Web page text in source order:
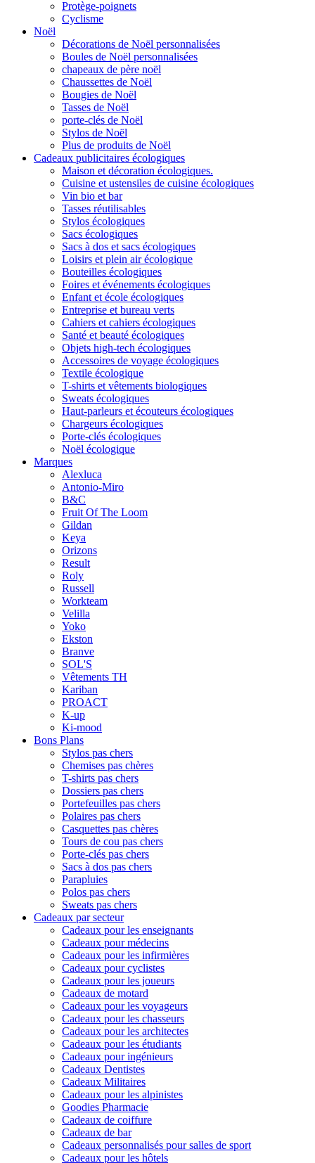
Protège-poignets
Cyclisme
Noël
Décorations de Noël personnalisées
Boules de Noël personnalisées
chapeaux de père noël
Chaussettes de Noël
Bougies de Noël
Tasses de Noël
porte-clés de Noël
Stylos de Noël
Plus de produits de Noël
Cadeaux publicitaires écologiques
Maison et décoration écologiques.
Cuisine et ustensiles de cuisine écologiques
Vin bio et bar
Tasses réutilisables
Stylos écologiques
Sacs écologiques
Sacs à dos et sacs écologiques
Loisirs et plein air écologique
Bouteilles écologiques
Foires et événements écologiques
Enfant et école écologiques
Entreprise et bureau verts
Cahiers et cahiers écologiques
Santé et beauté écologiques
Objets high-tech écologiques
Accessoires de voyage écologiques
Textile écologique
T-shirts et vêtements biologiques
Sweats écologiques
Haut-parleurs et écouteurs écologiques
Chargeurs écologiques
Porte-clés écologiques
Noël écologique
Marques
Alexluca
Antonio-Miro
B&C
Fruit Of The Loom
Gildan
Keya
Orizons
Result
Roly
Russell
Workteam
Velilla
Yoko
Ekston
Branve
SOL'S
Vêtements TH
Kariban
PROACT
K-up
Ki-mood
Bons Plans
Stylos pas chers
Chemises pas chères
T-shirts pas chers
Dossiers pas chers
Portefeuilles pas chers
Polaires pas chers
Casquettes pas chères
Tours de cou pas chers
Porte-clés pas chers
Sacs à dos pas chers
Parapluies
Polos pas chers
Sweats pas chers
Cadeaux par secteur
Cadeaux pour les enseignants
Cadeaux pour médecins
Cadeaux pour les infirmières
Cadeaux pour cyclistes
Cadeaux pour les joueurs
Cadeaux de motard
Cadeaux pour les voyageurs
Cadeaux pour les chasseurs
Cadeaux pour les architectes
Cadeaux pour les étudiants
Cadeaux pour ingénieurs
Cadeaux Dentistes
Cadeaux Militaires
Cadeaux pour les alpinistes
Goodies Pharmacie
Cadeaux de coiffure
Cadeaux de bar
Cadeaux personnalisés pour salles de sport
Cadeaux pour les hôtels